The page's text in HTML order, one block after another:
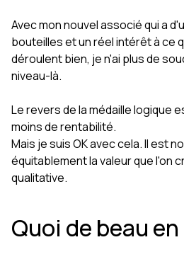
Avec mon nouvel associé qui a
bouteilles et un réel intérêt à ce
déroulent bien, je n'ai plus de
niveau-là.
Le revers de la médaille logique
moins de rentabilité.
Mais je suis OK avec cela. Il est
équitablement la valeur que l'on
qualitative.
Quoi de beau